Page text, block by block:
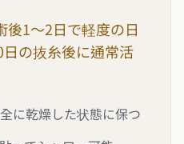
後1〜2日で軽度の日
の抜糸後に通常活
に乾燥した状態に保つ